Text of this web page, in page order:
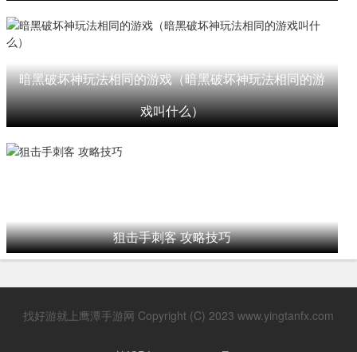
暗黑破坏神玩法相同的游戏（暗黑破坏神玩法相同的游
戏叫什么）
狙击手刺客 攻略技巧
找好游就上鹰潭手游网 Copyright (C) 2023 www.yingtanfx.com